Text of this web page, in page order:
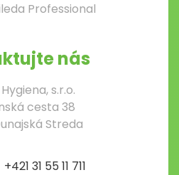
Professional
nás
s.r.o.
cesta 38
Streda
+421 31 55 11 711